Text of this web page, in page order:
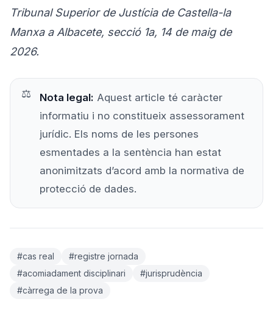
Tribunal Superior de Justícia de Castella-la
Manxa a Albacete, secció 1a, 14 de maig de
2026.
Nota legal: Aquest article té caràcter
informatiu i no constitueix assessorament
jurídic. Els noms de les persones
esmentades a la sentència han estat
anonimitzats d’acord amb la normativa de
protecció de dades.
#cas real
#registre jornada
#acomiadament disciplinari
#jurisprudència
#càrrega de la prova